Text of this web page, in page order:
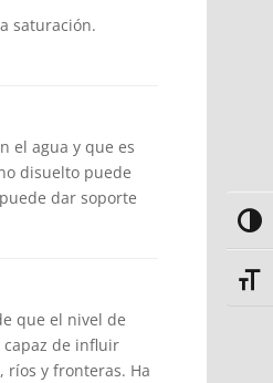
saturación.
el agua y que es
disuelto puede
dar soporte
que el nivel de
de influir
ríos y fronteras. Ha